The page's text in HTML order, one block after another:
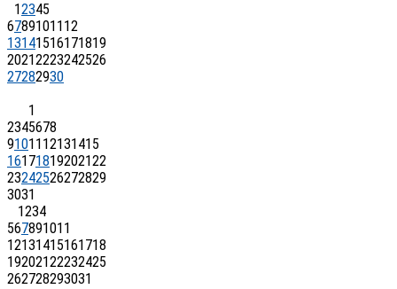
12345
67891011 12
13141516171819
20212223242526
27282930
1
2345678
91011 12131415
16171819202122
23242526272829
3031
1234
567891011
12131415161718
19202122232425
262728293031